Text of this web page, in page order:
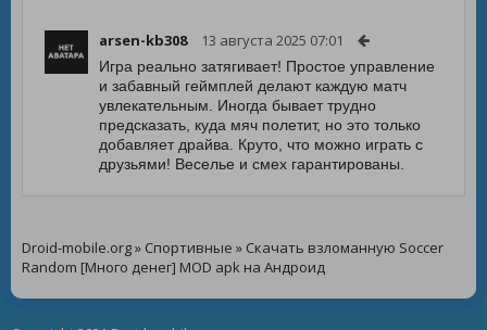
arsen-kb308 13 августа 2025 07:01
Игра реально затягивает! Простое управление
и забавный геймплей делают каждую матч
увлекательным. Иногда бывает трудно
предсказать, куда мяч полетит, но это только
добавляет драйва. Круто, что можно играть с
друзьями! Веселье и смех гарантированы.
Droid-mobile.org» Спортивные » Скачать взломанную Soccer
Random [Много денег] MOD apk на Андроид